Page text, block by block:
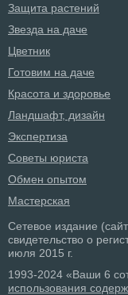
Защита растений
Звезда на даче
Цветник
Готовим на даче
Красота и здоровье
Ландшафт, дизайн
Экспертиза
Советы юриста
Обмен опытом
Мастерская
Сетевое издание
свидетельство о
июля 2015 г.
1993-2024 «Ваши 6
использования